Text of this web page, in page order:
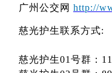
广州公交网 http://
慈光护生联系方式:
慈光护生01号群：